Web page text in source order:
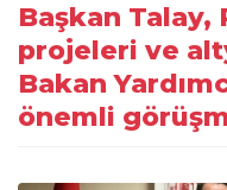
Başkan Talay,
projeleri ve
Bakan
önemli